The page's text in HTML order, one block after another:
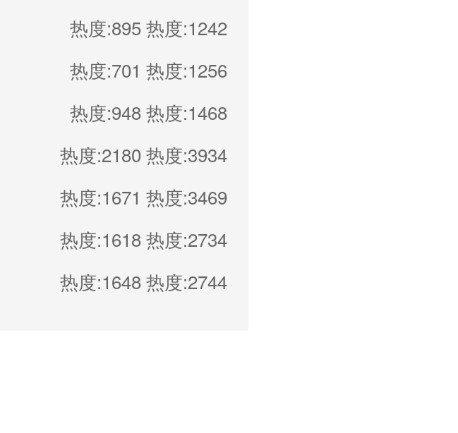
热度:895热度:1242
热度:701 热度:1256
热度:948热度:1468
热度:2180 热度:3934
热度:1671 热度:3469
热度:1618热度:2734
热度:1648热度:2744